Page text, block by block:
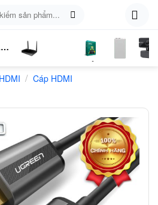
LTE
Sóng
Phần
/ Cáp HDMI